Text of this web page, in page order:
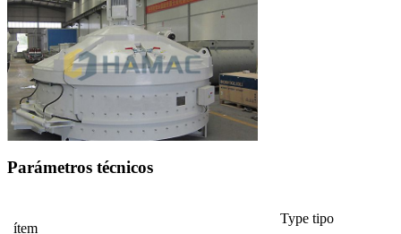
Parámetros técnicos
ítem
Type tipo